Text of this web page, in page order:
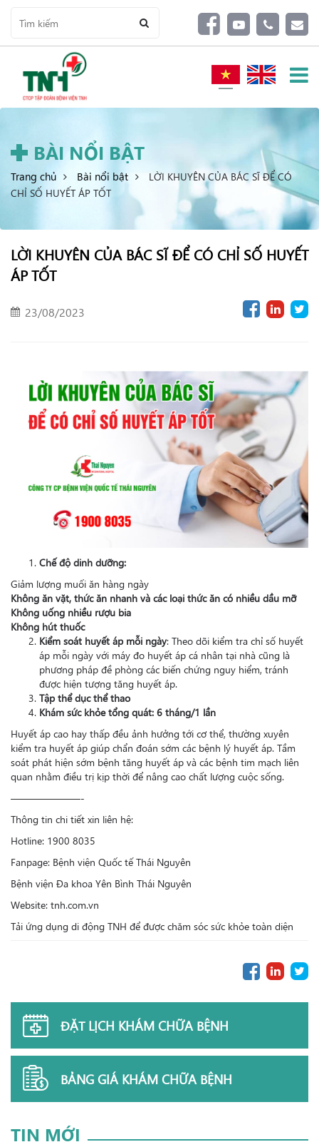
BÀI NỔI BẬT
Trang chủ Bài nổi bật
LỜI KHUYÊN CỦA BÁC SĨ ĐỂ CÓ
CHỈ SỐ HUYẾT ÁP TỐT
LỜI KHUYÊN CỦA BÁC SĨ ĐỂ CÓ CHỈ SỐ HUYẾT
ÁP TỐT
23/08/2023
Chế độ dinh dưỡng:
Giảm lượng muối ăn hàng ngày
Không ăn vặt, thức ăn nhanh và các loại thức ăn có nhiều dầu mỡ
Không uống nhiều rượu bia
Không hút thuốc
Kiểm soát huyết áp mỗi ngày: Theo dõi kiểm tra chỉ số huyết
áp mỗi ngày với máy đo huyết áp cá nhân tại nhà cũng là
phương pháp đề phòng các biến chứng nguy hiểm, tránh
được hiện tượng tăng huyết áp.
Tập thể dục thể thao
Khám sức khỏe tổng quát: 6 tháng/1 lần
Huyết áp cao hay thấp đều ảnh hưởng tới cơ thể, thường xuyên
kiểm tra huyết áp giúp chẩn đoán sớm các bệnh lý huyết áp. Tầm
soát phát hiện sớm bệnh tăng huyết áp và các bệnh tim mạch liên
quan nhằm điều trị kịp thời để nâng cao chất lượng cuộc sống.
———————-
Thông tin chi tiết xin liên hệ:
Hotline: 1900 8035
Fanpage: Bệnh viện Quốc tế Thái Nguyên
Bệnh viện Đa khoa Yên Bình Thái Nguyên
Website: tnh.com.vn
Tải ứng dụng di động TNH để được chăm sóc sức khỏe toàn diện
ĐẶT LỊCH KHÁM CHỮA BỆNH
BẢNG GIÁ KHÁM CHỮA BỆNH
TIN MỚI